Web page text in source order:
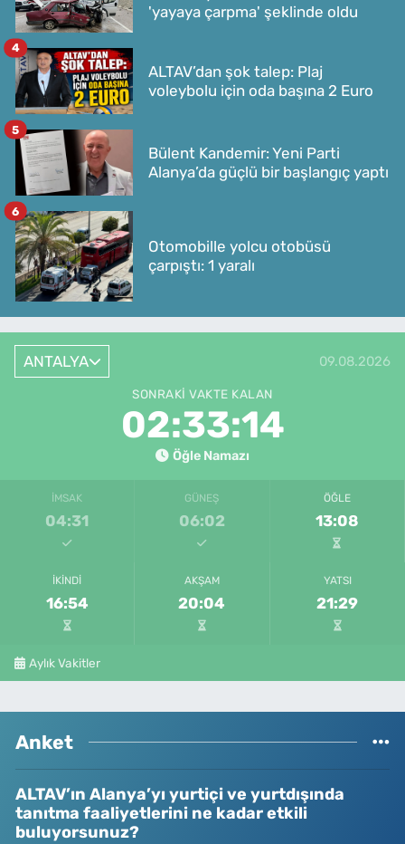
'yayaya çarpma' şeklinde oldu
ALTAV’dan şok talep: Plaj
voleybolu için oda başına 2 Euro
4
Bülent Kandemir: Yeni Parti
Alanya’da güçlü bir başlangıç yaptı
5
Otomobille yolcu otobüsü
çarpıştı: 1 yaralı
6
ANTALYA 09.08.2026
SONRAKI VAKTE KALAN
02:33:14
Öğle Namazı
İMSAK
04:31
GÜNEŞ
06:02
ÖĞLE
13:08
İKINDI
16:54
AKŞAM
20:04
YATSI
21:29
Aylık Vakitler
Anket
ALTAV’ın Alanya’yı yurtiçi ve yurtdışında
tanıtma faaliyetlerini ne kadar etkili
buluyorsunuz?